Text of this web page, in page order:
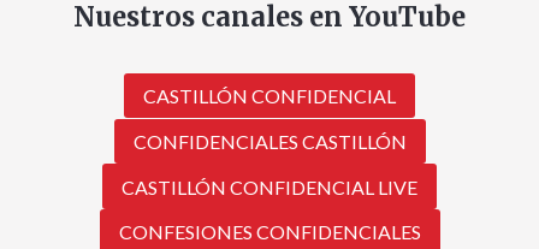
Nuestros canales en YouTube
CASTILLÓN CONFIDENCIAL
CONFIDENCIALES CASTILLÓN
CASTILLÓN CONFIDENCIAL LIVE
CONFESIONES CONFIDENCIALES